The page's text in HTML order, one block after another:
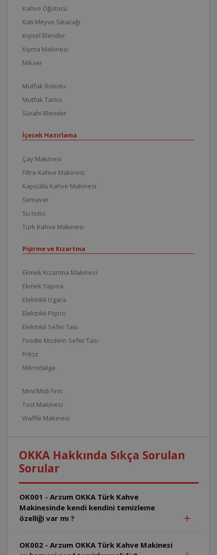
Kahve Öğütücü
Katı Meyve Sıkacağı
Kişisel Blender
Kıyma Makinesi
Mikser
Mutfak Robotu
Mutfak Tartısı
Sürahi Blender
İçecek Hazırlama
Çay Makinesi
Filtre Kahve Makinesi
Kapsüllü Kahve Makinesi
Semaver
Su Isıtıcı
Türk Kahve Makinesi
Pişirme ve Kızartma
Ekmek Kızartma Makinesi
Ekmek Yapma
Elektrikli Izgara
Elektrikli Pişirici
Elektrikli Sefer Tası
Foodie Modern Sefer Tası
Fritöz
Mikrodalga
Mini/Midi Fırın
Tost Makinesi
Waffle Makinesi
OKKA Hakkında Sıkça Sorulan
Sorular
OK001 - Arzum OKKA Türk Kahve
Makinesinde kendi kendini temizleme
özelliği var mı ?
OK002 - Arzum OKKA Türk Kahve Makinesi